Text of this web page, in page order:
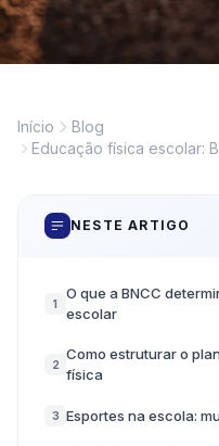
Início
Blog
Educação física escolar:
NESTE ARTIGO
1
O que a BNCC
escolar
2
Como estruturar o
física
3 Esportes na escola: